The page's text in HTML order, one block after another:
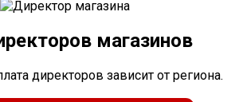
магазинов
директоров зависит от региона.